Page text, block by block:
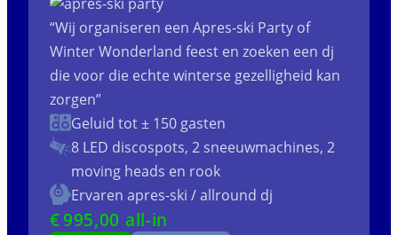
“Wij organiseren een Apres-ski Party of
Winter Wonderland feest en zoeken een dj
die voor die echte winterse gezelligheid kan
zorgen”
Geluid tot ± 150 gasten
8 LED discospots, 2 sneeuwmachines, 2
moving heads en rook
Ervaren apres-ski / allround dj
€995,00 all-in